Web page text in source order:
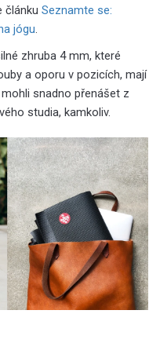
článku Seznamte se:
jógu.
zhruba 4 mm, které
a oporu v pozicích, mají
snadno přenášet z
studia, kamkoliv.